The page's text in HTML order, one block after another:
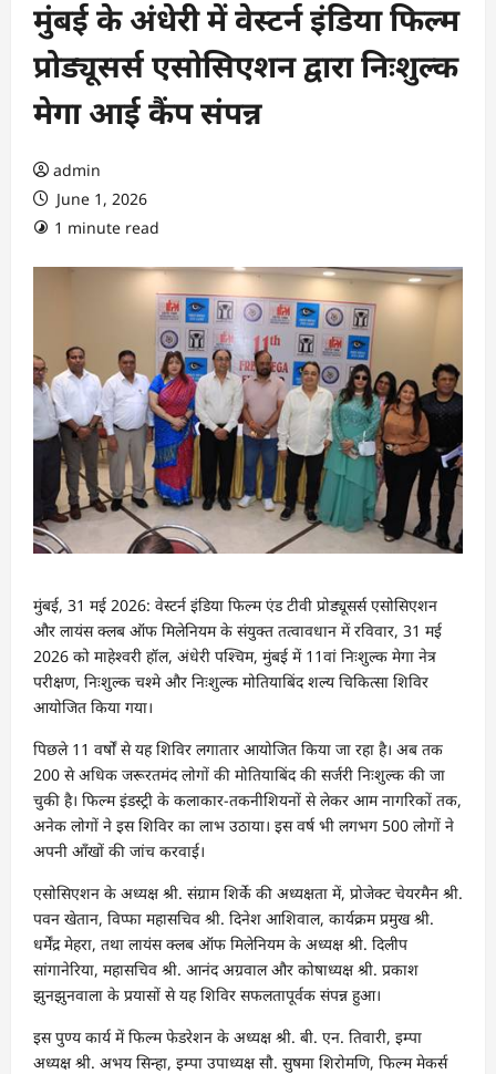
मुंबई के अंधेरी में वेस्टर्न इंडिया फिल्म
प्रोड्यूसर्स एसोसिएशन द्वारा निःशुल्क
मेगा आई कैंप संपन्न
admin
June 1, 2026
1 minute read
मुंबई, 31 मई 2026: वेस्टर्न इंडिया फिल्म एंड टीवी प्रोड्यूसर्स एसोसिएशन
और लायंस क्लब ऑफ मिलेनियम के संयुक्त तत्वावधान में रविवार, 31 मई
2026 को माहेश्वरी हॉल, अंधेरी पश्चिम, मुंबई में 11वां निःशुल्क मेगा नेत्र
परीक्षण, निःशुल्क चश्मे और निःशुल्क मोतियाबिंद शल्य चिकित्सा शिविर
आयोजित किया गया।
पिछले 11 वर्षों से यह शिविर लगातार आयोजित किया जा रहा है। अब तक
200 से अधिक जरूरतमंद लोगों की मोतियाबिंद की सर्जरी निःशुल्क की जा
चुकी है। फिल्म इंडस्ट्री के कलाकार-तकनीशियनों से लेकर आम नागरिकों तक,
अनेक लोगों ने इस शिविर का लाभ उठाया। इस वर्ष भी लगभग 500 लोगों ने
अपनी आँखों की जांच करवाई।
एसोसिएशन के अध्यक्ष श्री. संग्राम शिर्के की अध्यक्षता में, प्रोजेक्ट चेयरमैन श्री.
पवन खेतान, विप्फा महासचिव श्री. दिनेश आशिवाल, कार्यक्रम प्रमुख श्री.
धर्मेंद्र मेहरा, तथा लायंस क्लब ऑफ मिलेनियम के अध्यक्ष श्री. दिलीप
सांगानेरिया, महासचिव श्री. आनंद अग्रवाल और कोषाध्यक्ष श्री. प्रकाश
झुनझुनवाला के प्रयासों से यह शिविर सफलतापूर्वक संपन्न हुआ।
इस पुण्य कार्य में फिल्म फेडरेशन के अध्यक्ष श्री. बी. एन. तिवारी, इम्पा
अध्यक्ष श्री. अभय सिन्हा, इम्पा उपाध्यक्ष सौ. सुषमा शिरोमणि, फिल्म मेकर्स